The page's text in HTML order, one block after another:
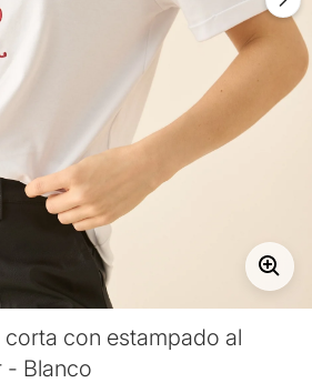
corta con estampado al
- Blanco